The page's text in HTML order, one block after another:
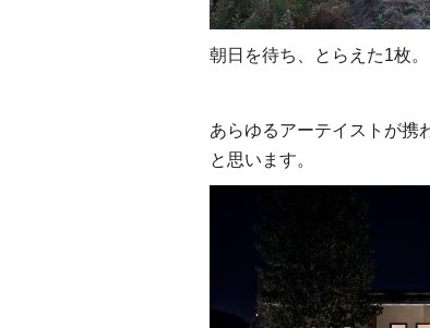
朝日を待ち、とらえた1枚。
あらゆるアーテイストが携
と思います。